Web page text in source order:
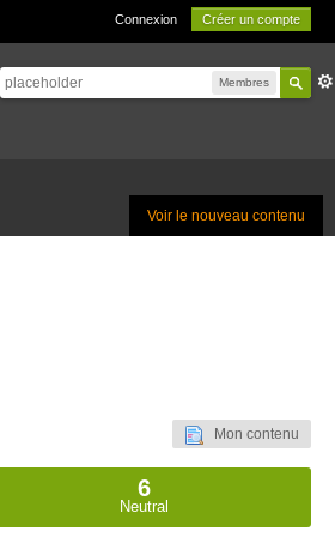
Connexion Créer un compte
Membres
Voir le nouveau contenu
Mon contenu
6
Neutral